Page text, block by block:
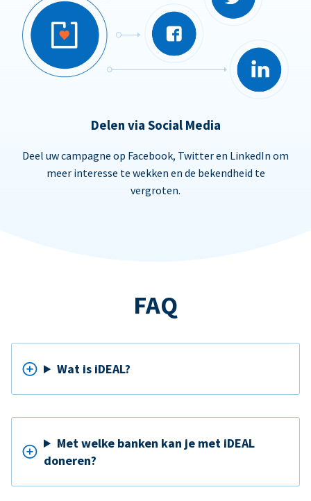
Delen via Social Media
Deel uw campagne op Facebook, Twitter en LinkedIn om
meer interesse te wekken en de bekendheid te
vergroten.
FAQ
Wat is iDEAL?
Met welke banken kan je met iDEAL
doneren?